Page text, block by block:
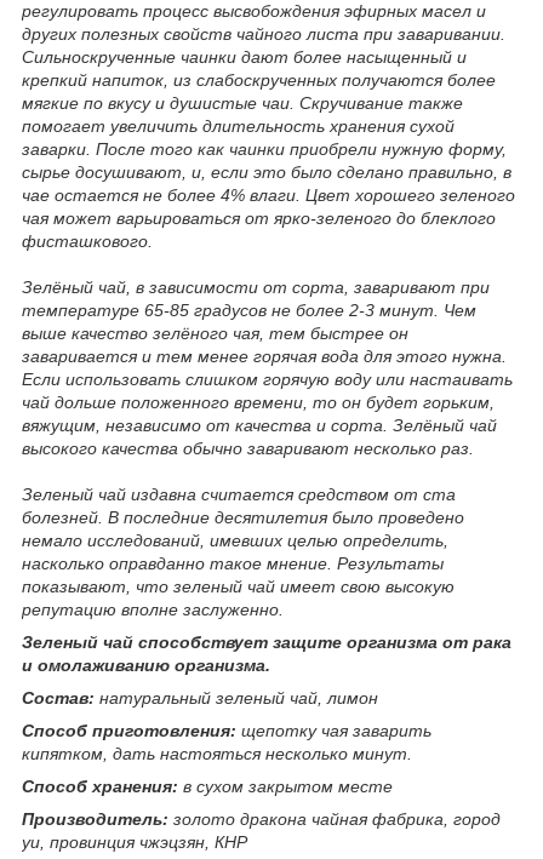
регулировать процесс высвобождения эфирных масел и
других полезных свойств чайного листа при заваривании.
Сильноскрученные чаинки дают более насыщенный и
крепкий напиток, из слабоскрученных получаются более
мягкие по вкусу и душистые чаи. Скручивание также
помогает увеличить длительность хранения сухой
заварки. После того как чаинки приобрели нужную форму,
сырье досушивают, и, если это было сделано правильно, в
чае остается не более 4% влаги. Цвет хорошего зеленого
чая может варьироваться от ярко-зеленого до блеклого
фисташкового.
Зелёный чай, в зависимости от сорта, заваривают при
температуре 65-85 градусов не более 2-3 минут. Чем
выше качество зелёного чая, тем быстрее он
заваривается и тем менее горячая вода для этого нужна.
Если использовать слишком горячую воду или настаивать
чай дольше положенного времени, то он будет горьким,
вяжущим, независимо от качества и сорта. Зелёный чай
высокого качества обычно заваривают несколько раз.
Зеленый чай издавна считается средством от ста
болезней. В последние десятилетия было проведено
немало исследований, имевших целью определить,
насколько оправданно такое мнение. Результаты
показывают, что зеленый чай имеет свою высокую
репутацию вполне заслуженно.
Зеленый чай способствует защите организма от рака
и омолаживанию организма.
Состав: натуральный зеленый чай, лимон
Способ приготовления: щепотку чая заварить
кипятком, дать настояться несколько минут.
Способ хранения: в сухом закрытом месте
Производитель: золото дракона чайная фабрика, город
уи, провинция чжэцзян, КНР